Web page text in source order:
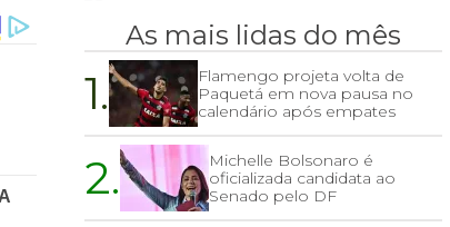
As mais lidas do mês
1.
Flamengo projeta volta de
Paquetá em nova pausa no
calendário após empates
2.
Michelle Bolsonaro é
oficializada candidata ao
Senado pelo DF